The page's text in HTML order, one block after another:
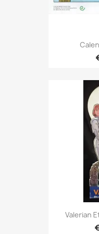
Valerian